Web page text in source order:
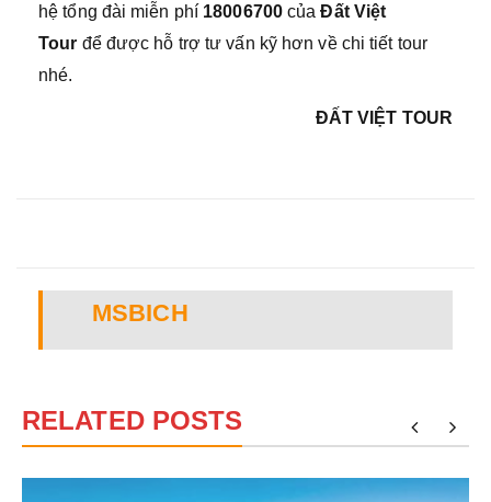
hệ tổng đài miễn phí 18006700củaĐất Việt
Tour để được hỗ trợ tư vấn kỹ hơn về chi tiết tour
nhé.
ĐẤT VIỆT TOUR
MSBICH
RELATED POSTS